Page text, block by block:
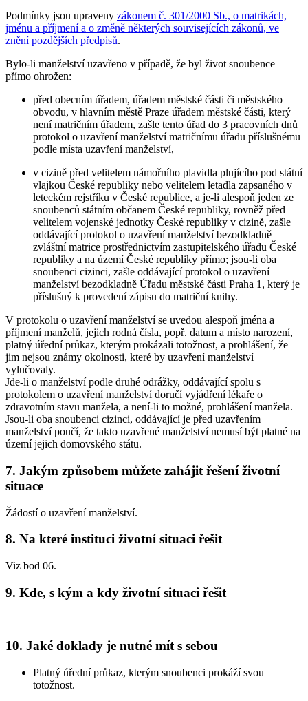
Podmínky jsou upraveny zákonem č. 301/2000 Sb., o matrikách,
jménu a příjmení a o změně některých souvisejících zákonů, ve
znění pozdějších předpisů.
Bylo-li manželství uzavřeno v případě, že byl život snoubence
přímo ohrožen:
před obecním úřadem, úřadem městské části či městského
obvodu, v hlavním městě Praze úřadem městské části, který
není matričním úřadem, zašle tento úřad do 3 pracovních dnů
protokol o uzavření manželství matričnímu úřadu příslušnému
podle místa uzavření manželství,
v cizině před velitelem námořního plavidla plujícího pod státní
vlajkou České republiky nebo velitelem letadla zapsaného v
leteckém rejstříku v České republice, a je-li alespoň jeden ze
snoubenců státním občanem České republiky, rovněž před
velitelem vojenské jednotky České republiky v cizině, zašle
oddávající protokol o uzavření manželství bezodkladně
zvláštní matrice prostřednictvím zastupitelského úřadu České
republiky a na území České republiky přímo; jsou-li oba
snoubenci cizinci, zašle oddávající protokol o uzavření
manželství bezodkladně Úřadu městské části Praha 1, který je
příslušný k provedení zápisu do matriční knihy.
V protokolu o uzavření manželství se uvedou alespoň jména a
příjmení manželů, jejich rodná čísla, popř. datum a místo narození,
platný úřední průkaz, kterým prokázali totožnost, a prohlášení, že
jim nejsou známy okolnosti, které by uzavření manželství
vylučovaly.
Jde-li o manželství podle druhé odrážky, oddávající spolu s
protokolem o uzavření manželství doručí vyjádření lékaře o
zdravotním stavu manžela, a není-li to možné, prohlášení manžela.
Jsou-li oba snoubenci cizinci, oddávající je před uzavřením
manželství poučí, že takto uzavřené manželství nemusí být platné na
území jejich domovského státu.
7. Jakým způsobem můžete zahájit řešení životní
situace
Žádostí o uzavření manželství.
8. Na které instituci životní situaci řešit
Viz bod 06.
9. Kde, s kým a kdy životní situaci řešit
10. Jaké doklady je nutné mít s sebou
Platný úřední průkaz, kterým snoubenci prokáží svou
totožnost.